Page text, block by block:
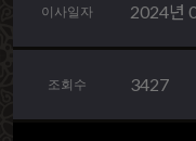
이사일자 2024년
조회수 3427